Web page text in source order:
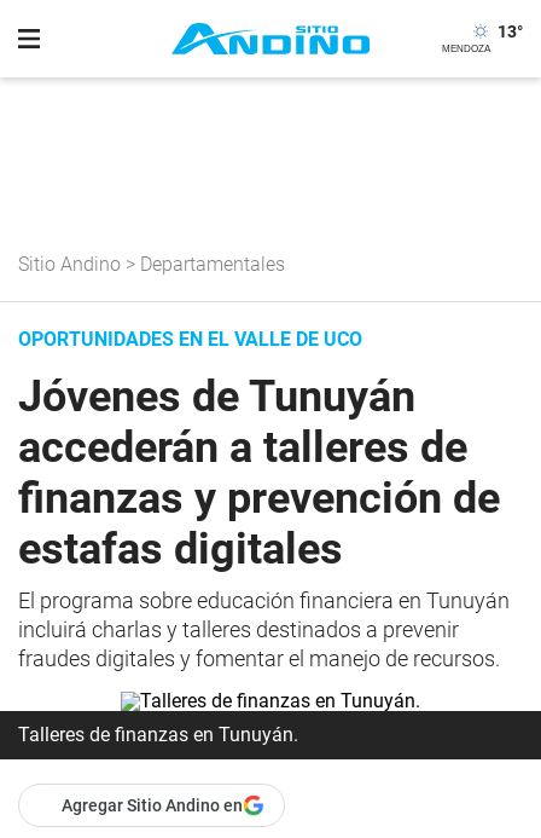
13°
Sitio Andino > Departamentales
OPORTUNIDADES EN EL VALLE DE UCO
Jóvenes de Tunuyán
accederán a talleres de
finanzas y prevención de
estafas digitales
El programa sobre educación financiera en Tunuyán
incluirá charlas y talleres destinados a prevenir
fraudes digitales y fomentar el manejo de recursos.
Talleres de finanzas en Tunuyán.
Agregar Sitio Andino en